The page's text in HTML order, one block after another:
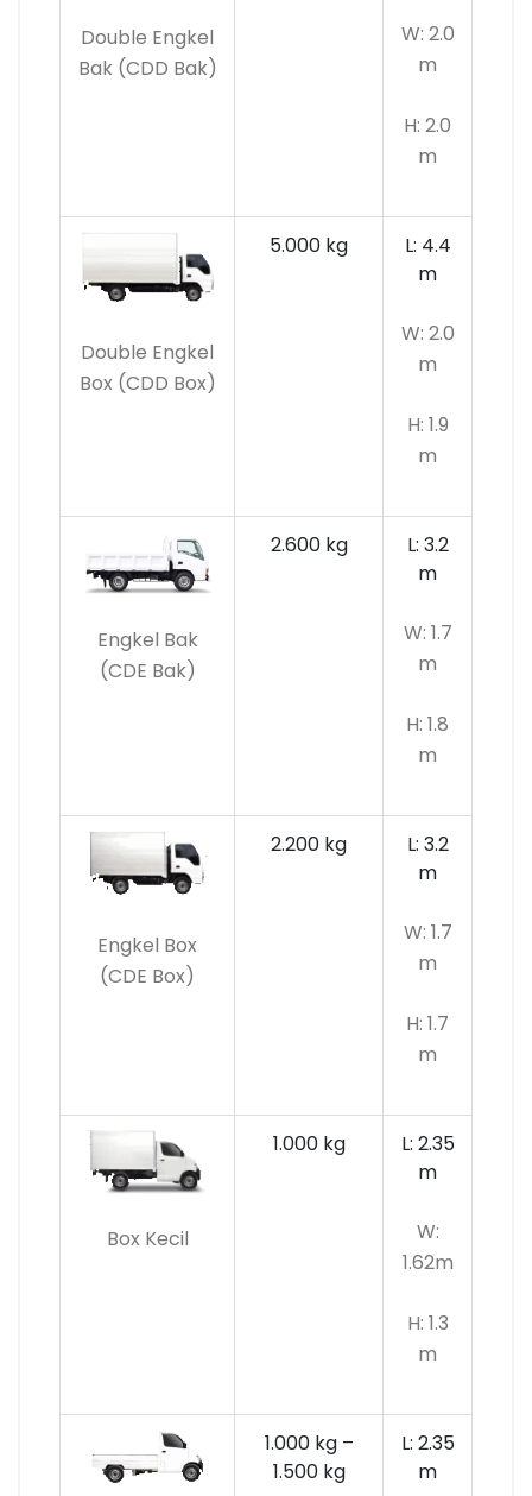
Double Engkel
Bak (CDD Bak)
W: 2.0
m
H: 2.0
m
Double Engkel
Box (CDD Box)
5.000 kg
L: 4.4
m
W: 2.0
m
H: 1.9
m
Engkel Bak
(CDE Bak)
2.600 kg
L: 3.2
m
W: 1.7
m
H: 1.8
m
Engkel Box
(CDE Box)
2.200 kg
L: 3.2
m
W: 1.7
m
H: 1.7
m
Box Kecil
1.000 kg
L: 2.35
m
W:
1.62m
H: 1.3
m
1.000 kg –
1.500 kg
L: 2.35
m